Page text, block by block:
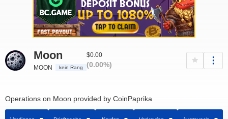
Moon
MOON kein Rang
$0.00
(0.00%)
Operations on Moon provided by CoinPaprika